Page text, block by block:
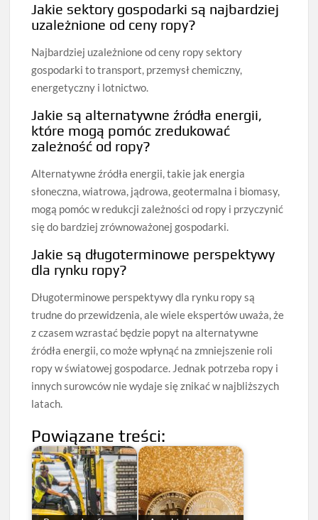
Jakie sektory gospodarki są najbardziej
uzależnione od ceny ropy?
Najbardziej uzależnione od ceny ropy sektory
gospodarki to transport, przemysł chemiczny,
energetyczny i lotnictwo.
Jakie są alternatywne źródła energii,
które mogą pomóc zredukować
zależność od ropy?
Alternatywne źródła energii, takie jak energia
słoneczna, wiatrowa, jądrowa, geotermalna i biomasy,
mogą pomóc w redukcji zależności od ropy i przyczynić
się do bardziej zrównoważonej gospodarki.
Jakie są długoterminowe perspektywy
dla rynku ropy?
Długoterminowe perspektywy dla rynku ropy są
trudne do przewidzenia, ale wiele ekspertów uważa, że
z czasem wzrastać będzie popyt na alternatywne
źródła energii, co może wpłynąć na zmniejszenie roli
ropy w światowej gospodarce. Jednak potrzeba ropy i
innych surowców nie wydaje się znikać w najbliższych
latach.
Powiązane treści: